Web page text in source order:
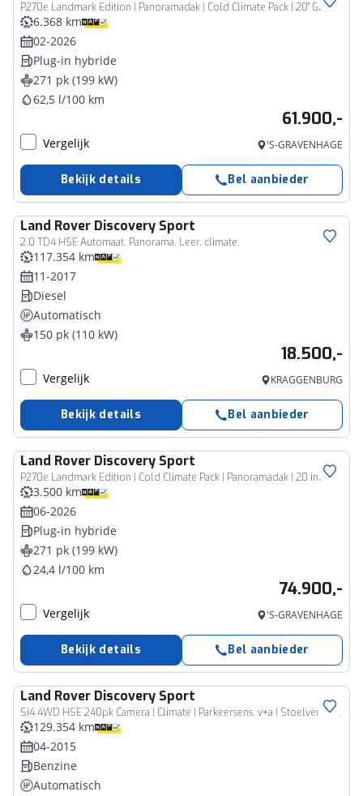
P270e Landmark Edition | Panoramadak | Cold Climate Pack | 20" Gloss Black Varesine Blue / Ebony
6.368 km
02-2026
Plug-in hybride
271 pk (199 kW)
62,5 l/100 km
61.900,-
Vergelijk 'S-GRAVENHAGE
Bekijk details Bel aanbieder
Land Rover Discovery Sport
2.0 TD4 HSE Automaat, Panorama, Leer, climate,
117.354 km
11-2017
Diesel
Automatisch
150 pk (110 kW)
18.500,-
Vergelijk KRAGGENBURG
Bekijk details Bel aanbieder
Land Rover Discovery Sport
P270e Landmark Edition | Cold Climate Pack | Panoramadak | 20 inch Gloss Black
3.500 km
06-2026
Plug-in hybride
271 pk (199 kW)
24,4 l/100 km
74.900,-
Vergelijk 'S-GRAVENHAGE
Bekijk details Bel aanbieder
Land Rover Discovery Sport
Si4 4WD HSE 240pk Camera | Climate | Parkeersens. v+a | Stoelverw. | Panoramadak
129.354 km
04-2015
Benzine
Automatisch